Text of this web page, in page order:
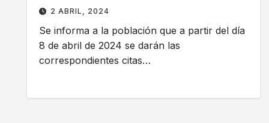
2 ABRIL, 2024
Se informa a la población que a partir del día
8 de abril de 2024 se darán las
correspondientes citas…